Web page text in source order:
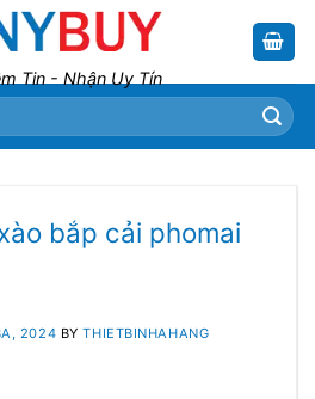
Tin - Nhận Uy Tín
bắp cải phomai
2024 BYTHIETBINHAHANG